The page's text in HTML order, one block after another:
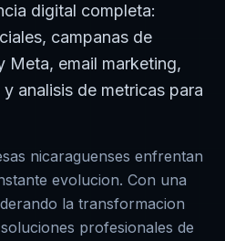
digital completa:
campanas de
Meta, email marketing,
analisis de metricas para
nicaraguenses enfrentan
evolucion. Con una
la transformacion
profesionales de